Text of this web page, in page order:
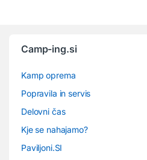
Camp-ing.si
Kamp oprema
Popravila in servis
Delovni čas
Kje se nahajamo?
Paviljoni.SI